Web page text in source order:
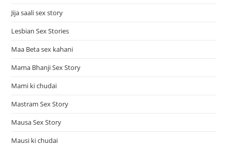
Jija saali sex story
Lesbian Sex Stories
Maa Beta sex kahani
Mama Bhanji Sex Story
Mami ki chudai
Mastram Sex Story
Mausa Sex Story
Mausi ki chudai